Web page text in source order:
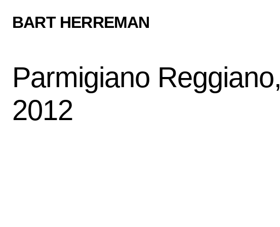
BART HERREMAN
Parmigiano Reggiano,
2012